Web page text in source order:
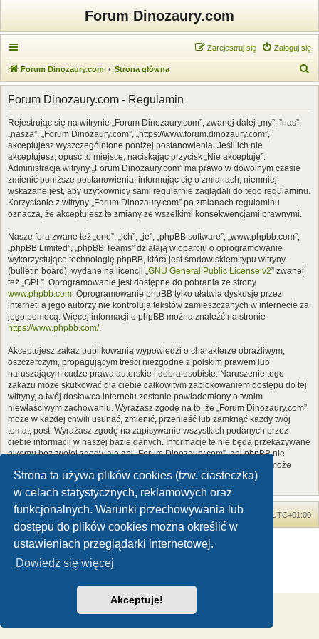
Strona ta używa plików cookies (tzw. ciasteczka)
w celach statystycznych, reklamowych oraz
funkcjonalnych. Warunki przechowywania lub
dostępu do plików cookies można określić w
ustawieniach przeglądarki internetowej.
Dowiedz się więcej
Akceptuję!
Forum Dinozaury.com
Zaloguj się
Zarejestruj się
Forum Dinozaury.com Strona główna
z
Forum Dinozaury.com - Regulamin
Rejestrując się na witrynie „Forum Dinozaury.com”, zwanej dalej „my”, ”nas”,
„nasza”, „Forum Dinozaury.com”, „https://www.forum.dinozaury.com”,
akceptujesz wyszczególnione poniżej postanowienia. Jeśli ich nie
akceptujesz, opuść to miejsce, naciskając przycisk „Nie akceptuję”.
Administracja witryny „Forum Dinozaury.com” ma prawo w dowolnym czasie
zmienić poniższe postanowienia, informując cię o zmianach, niemniej
wskazane jest, aby użytkownicy sami regularnie zaglądali do tego regulaminu.
Korzystanie z witryny „Forum Dinozaury.com” po zmianach regulaminu
oznacza, że akceptujesz te zmiany ze wszelkimi konsekwencjami prawnymi.
Nasze fora zwane też „one”, „ich”, „je”, „phpBB software”, „www.phpbb.com”,
„phpBB Limited”, „phpBB Teams” działają w oparciu o oprogramowanie
wykorzystujące technologię phpBB, która jest środowiskiem typu witryny
(bulletin board), wydane na licencji „GNU General Public License v2” zwanej
też „GPL”. Oprogramowanie jest dostępne do pobrania ze strony
www.phpbb.com. Oprogramowanie phpBB tylko ułatwia dyskusje przez
internet, a jego autorzy nie kontrolują tekstów zamieszczanych w internecie za
jego pomocą. Więcej informacji o phpBB można znaleźć na stronie
https://www.phpbb.com/.
Akceptujesz zakaz publikowania wypowiedzi o charakterze obraźliwym,
oszczerczym, propagującym treści niezgodne z polskim prawem lub
naruszającym cudze prawa autorskie i dobra osobiste. Naruszenie tego
zakazu może skutkować dla ciebie całkowitym zablokowaniem dostępu do tej
witryny, a twój dostawca internetu zostanie powiadomiony o twoim
niewłaściwym zachowaniu. Wyrażasz zgodę na to, że „Forum Dinozaury.com”
może w każdej chwili usunąć, zmienić, przenieść lub zamknąć każdy twój
temat, post. Wyrażasz zgodę na zapisywanie wszystkich podanych przez
ciebie informacji w naszej bazie danych. Informacje te nie będą przekazywane
nikomu bez twojej zgody, ale ani „Forum Dinozaury.com”, ani phpBB nie
ponosi odpowiedzialności za włamania do witryny, podczas których może
dojść do kradzieży danych.
Forum Dinozaury.com Strona główna Strefa czasowa UTC+01:00
Dinozaury.com© 2006-2020
Polski pakiet językowy dostarcza